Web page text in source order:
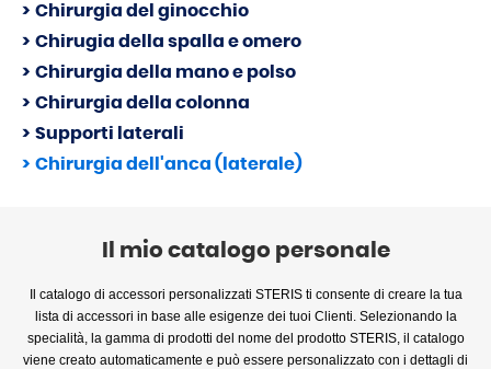
Chirurgia del ginocchio
Chirugia della spalla e omero
Chirurgia della mano e polso
Chirurgia della colonna
Supporti laterali
Chirurgia dell'anca (laterale)
Il mio catalogo personale
Il catalogo di accessori personalizzati STERIS ti consente di creare la tua
lista di accessori in base alle esigenze dei tuoi Clienti. Selezionando la
specialità, la gamma di prodotti del nome del prodotto STERIS, il catalogo
viene creato automaticamente e può essere personalizzato con i dettagli di